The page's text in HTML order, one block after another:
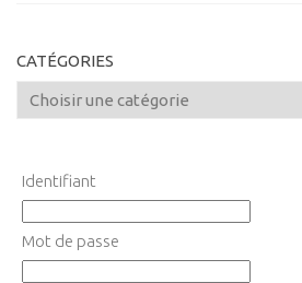
CATÉGORIES
Identifiant
Mot de passe